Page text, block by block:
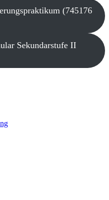
(745176
Sekundarstufe II